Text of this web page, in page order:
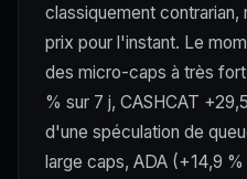
classiquement contrarian,
prix pour l'instant. Le
des micro-caps à très
% sur 7 j, CASHCAT
d'une spéculation de
large caps, ADA (+14,9